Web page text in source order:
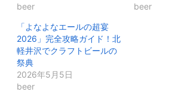
beer
beer
「よなよなエールの超宴
2026」完全攻略ガイド！北
軽井沢でクラフトビールの
祭典
2026年5月5日
beer